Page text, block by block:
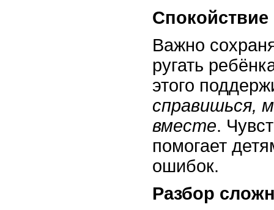
Важно
ругать
этого
справишься,
вместе.
помогает
ошибок.
Разбор